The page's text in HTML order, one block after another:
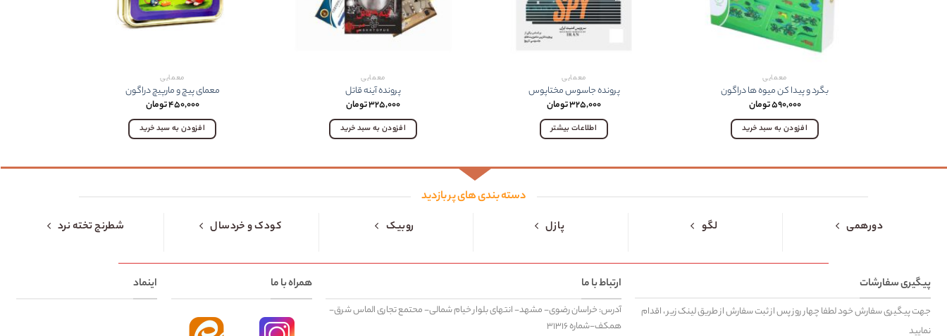
معمایی
بگرد و پيدا کن ميوه ها دراگون
۵۹۰,۰۰۰تومان
افزودن به سبد خرید
معمایی
پرونده جاسوس مختاپوس
۳۲۵,۰۰۰تومان
اطلاعات بیشتر
معمایی
پرونده آینه قاتل
۳۲۵,۰۰۰تومان
افزودن به سبد خرید
معمایی
معمای پیچ و مارپیچ دراگون
۴۵۰,۰۰۰تومان
افزودن به سبد خرید
دسته بندی های پر بازدید
دورهمی لگو پازل روبیک کودک و خردسال شطرنج تخته نرد
پیگیری سفارشات
جهت پیگیری سفارش خود لطفا چهار روز پس از ثبت سفارش از طریق لینک زیر ، اقدام
نمایید
ارتباط با ما
آدرس: خراسان رضوی- مشهد- انتهای بلوار خیام شمالی- محتمع تجاری الماس شرق-
همکف-شماره ۳۱۳۱۶
همراه با ما اینماد